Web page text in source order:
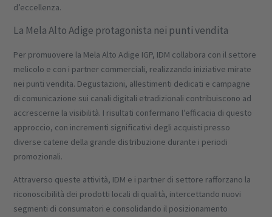
d’eccellenza.
La Mela Alto Adige protagonista nei punti vendita
Per promuovere la Mela Alto Adige IGP, IDM collabora con il settore
melicolo e con i partner commerciali, realizzando iniziative mirate
nei punti vendita. Degustazioni, allestimenti dedicati e campagne
di comunicazione sui canali digitali etradizionali contribuiscono ad
accrescerne la visibilità. I risultati confermano l’efficacia di questo
approccio, con incrementi significativi degli acquisti presso
diverse catene della grande distribuzione durante i periodi
promozionali.
Attraverso queste attività, IDM e i partner di settore rafforzano la
riconoscibilità dei prodotti locali di qualità, intercettando nuovi
segmenti di consumatori e consolidando il posizionamento